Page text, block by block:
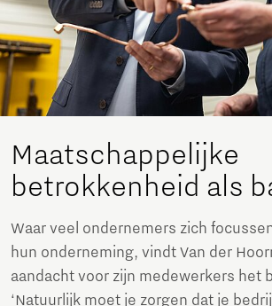
Maatschappelijke
betrokkenheid als
Waar veel ondernemers zich
hun onderneming, vindt Van der
aandacht voor zijn medewerkers het
‘Natuurlijk moet je zorgen dat je